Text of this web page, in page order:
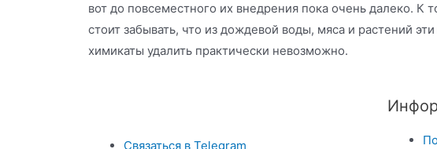
вот до повсеместного их внедрения пока очень далеко. К
стоит забывать, что из дождевой воды, мяса и растений
химикаты удалить практически невозможно.
Связаться в Telegram